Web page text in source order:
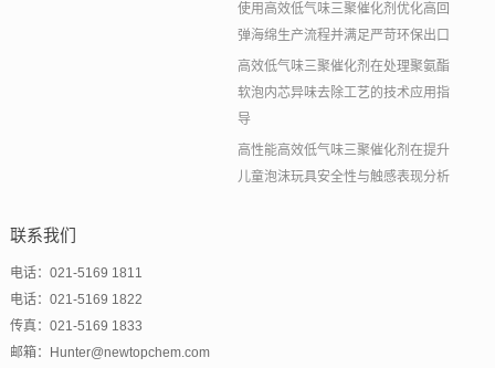
使用高效低气味三聚催化剂优化高回
弹海绵生产流程并满足严苛环保出口
高效低气味三聚催化剂在处理聚氨酯
软泡内芯异味去除工艺的技术应用指
导
高性能高效低气味三聚催化剂在提升
儿童泡沫玩具安全性与触感表现分析
联系我们
电话：021-5169 1811
电话：021-5169 1822
传真：021-5169 1833
邮箱：Hunter@newtopchem.com